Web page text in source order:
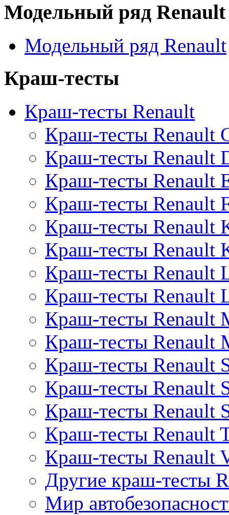
Модельный ряд Renault
Модельный ряд Renault
Краш-тесты
Краш-тесты Renault
Краш-тесты Renault
Краш-тесты Renault
Краш-тесты Renault
Краш-тесты Renault
Краш-тесты Renault
Краш-тесты Renault
Краш-тесты Renault
Краш-тесты Renault
Краш-тесты Renault
Краш-тесты Renault
Краш-тесты Renault
Краш-тесты Renault
Краш-тесты Renault
Краш-тесты Renault
Краш-тесты Renault
Другие краш-тесты
Мир